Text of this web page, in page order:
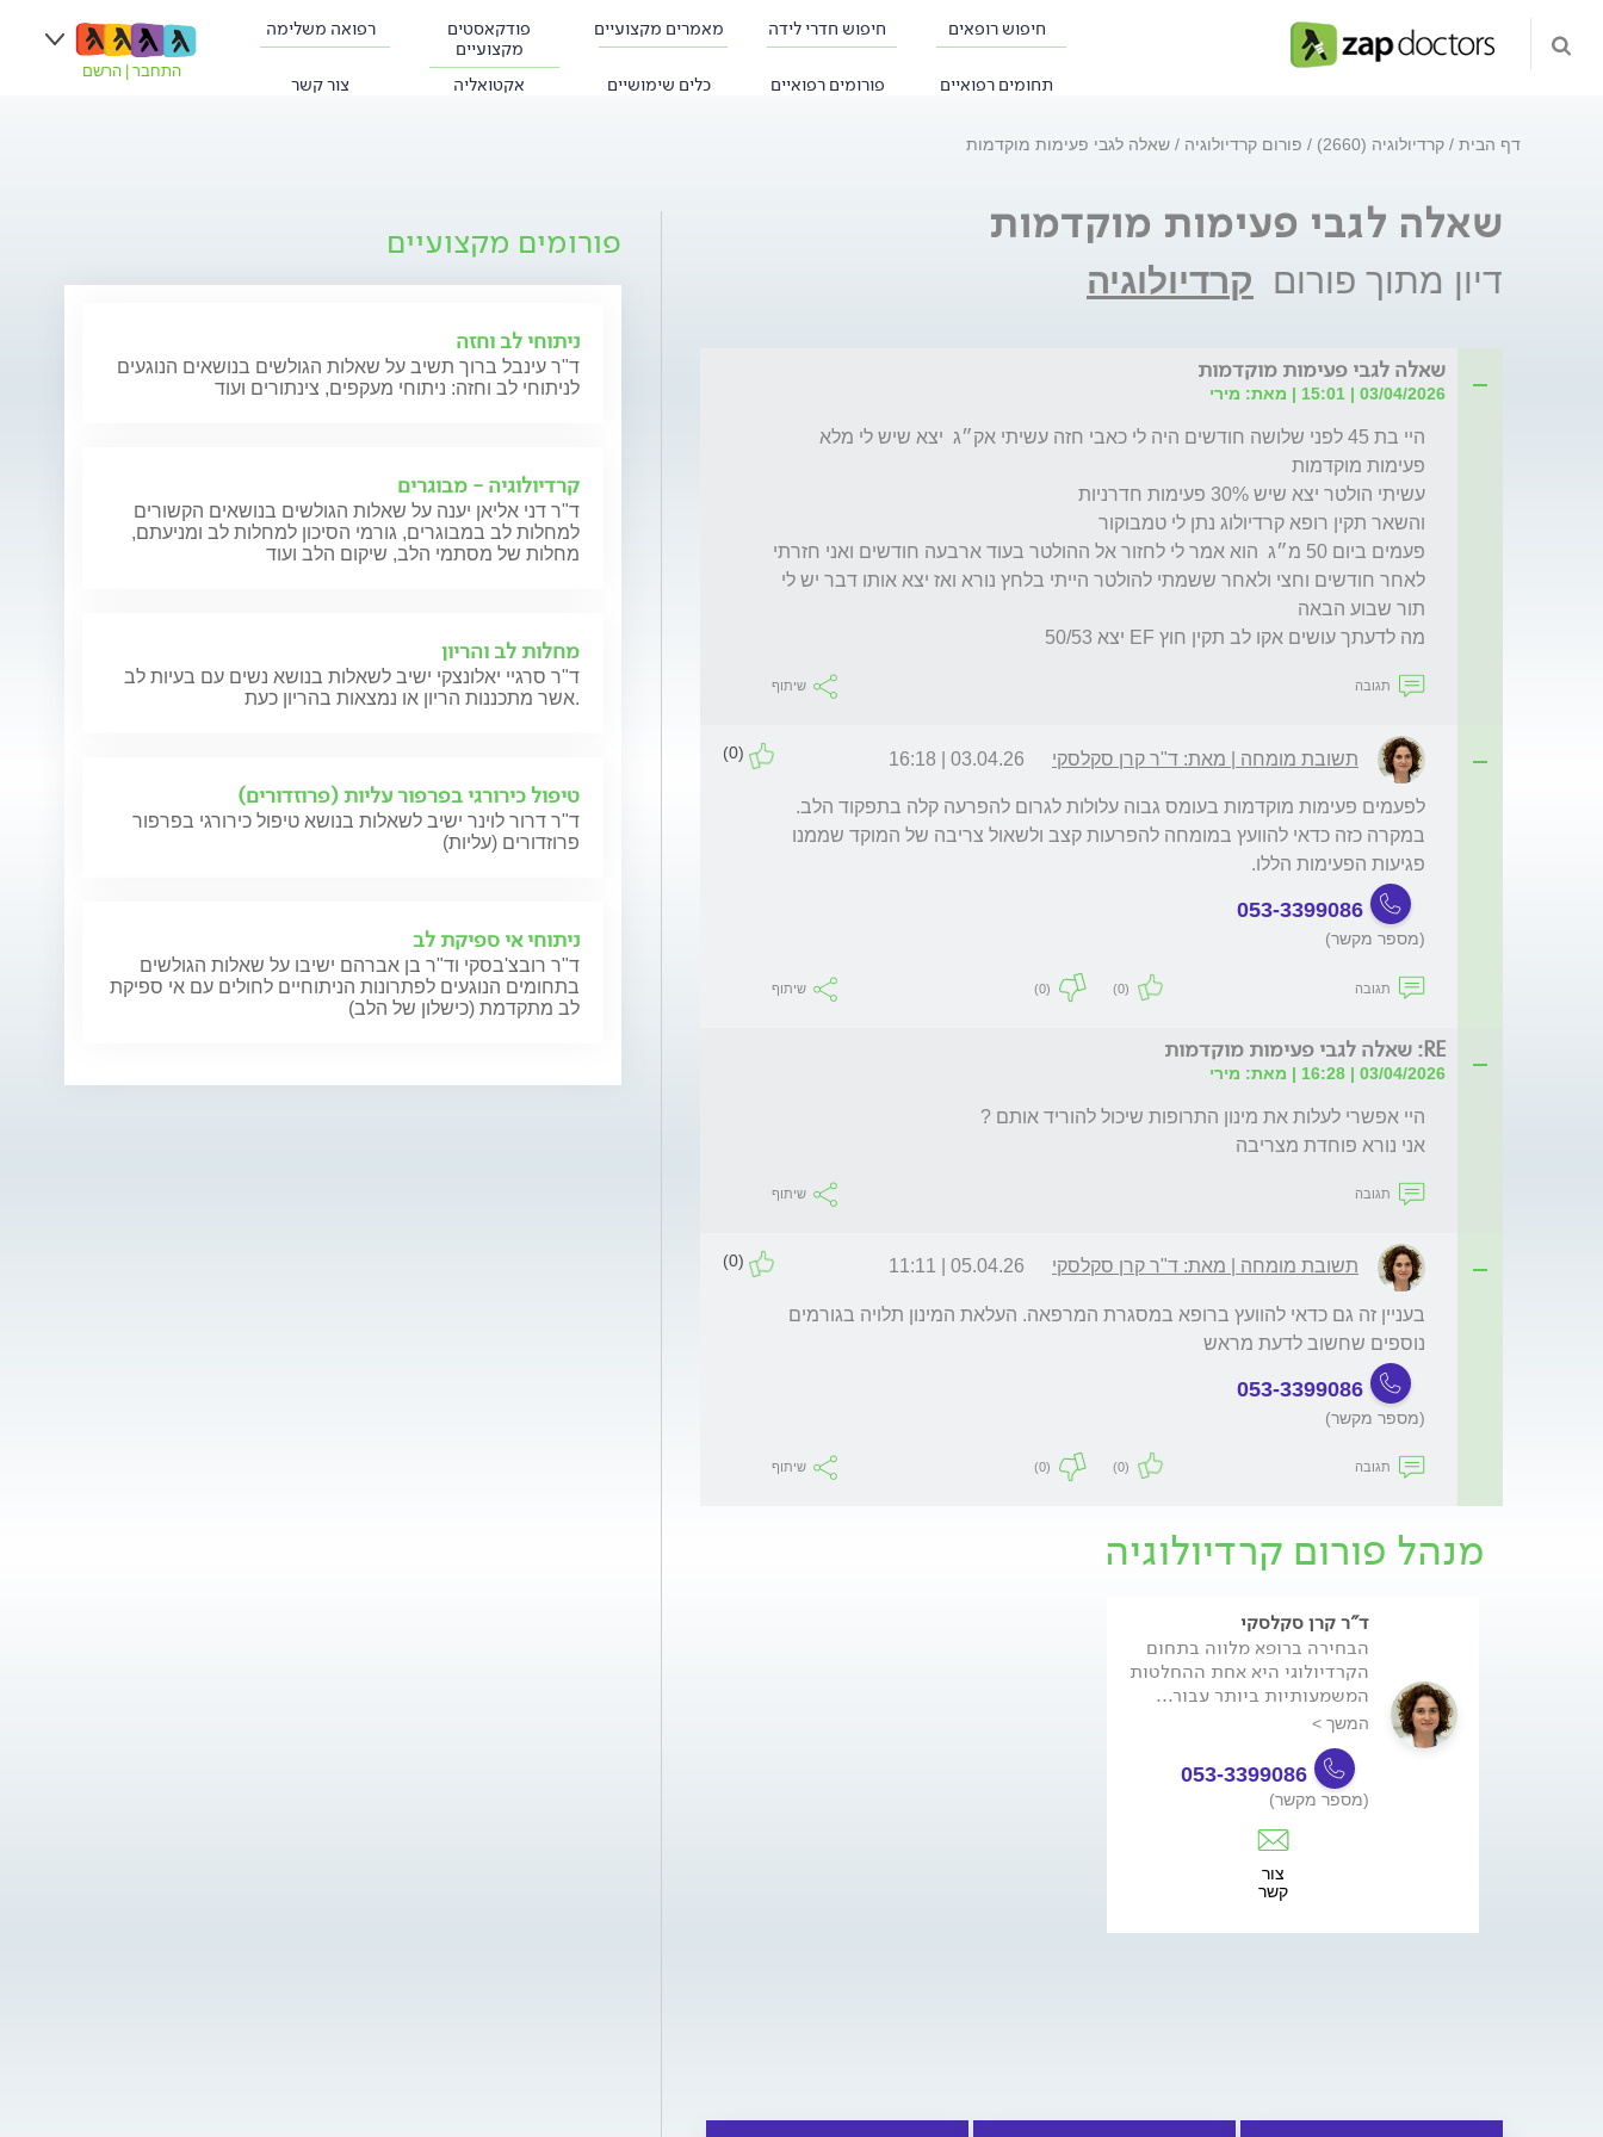
חיפוש רופאים חיפוש חדרי לידה מאמרים מקצועיים
פודקאסטים
מקצועיים
רפואה משלימה
תחומים רפואיים פורומים רפואיים כלים שימושיים אקטואליה צור קשר
התחבר הרשם
דף הבית קרדיולוגיה (2660) פורום קרדיולוגיה שאלה לגבי פעימות מוקדמות
שאלה לגבי פעימות מוקדמות
דיון מתוך פורום קרדיולוגיה
שאלה לגבי פעימות מוקדמות
03/04/2026 | 15:01 | מאת: מירי
מה לדעתך עושים אקו לב תקין חוץ EF יצא 50/53
תגובה שיתוף
תשובת מומחה | מאת: ד"ר קרן סקלסקי 03.04.26 | 16:18
(0)
פגיעות הפעימות הללו.
053-3399086
(מספר מקשר)
תגובה (0)
(0) שיתוף
RE: שאלה לגבי פעימות מוקדמות
03/04/2026 | 16:28 | מאת: מירי
אני נורא פוחדת מצריבה
תגובה שיתוף
תשובת מומחה | מאת: ד"ר קרן סקלסקי 05.04.26 | 11:11
(0)
נוספים שחשוב לדעת מראש
053-3399086
(מספר מקשר)
תגובה (0)
(0) שיתוף
מנהל פורום קרדיולוגיה
ד"ר קרן סקלסקי
הבחירה ברופא מלווה בתחום
הקרדיולוגי היא אחת ההחלטות
המשמעותיות ביותר עבור...
המשך >
053-3399086
(מספר מקשר)
צור
קשר
פורומים מקצועיים
ניתוחי לב וחזה
ד"ר עינבל ברוך תשיב על שאלות הגולשים בנושאים הנוגעים
לניתוחי לב וחזה: ניתוחי מעקפים, צינתורים ועוד
קרדיולוגיה - מבוגרים
ד"ר דני אליאן יענה על שאלות הגולשים בנושאים הקשורים
למחלות לב במבוגרים, גורמי הסיכון למחלות לב ומניעתם,
מחלות של מסתמי הלב, שיקום הלב ועוד
מחלות לב והריון
ד"ר סרגיי יאלונצקי ישיב לשאלות בנושא נשים עם בעיות לב
אשר מתכננות הריון או נמצאות בהריון כעת.
טיפול כירורגי בפרפור עליות (פרוזדורים)
ד"ר דרור לוינר ישיב לשאלות בנושא טיפול כירורגי בפרפור
פרוזדורים (עליות)
ניתוחי אי ספיקת לב
ד"ר רובצ'בסקי וד"ר בן אברהם ישיבו על שאלות הגולשים
בתחומים הנוגעים לפתרונות הניתוחיים לחולים עם אי ספיקת
לב מתקדמת (כישלון של הלב)